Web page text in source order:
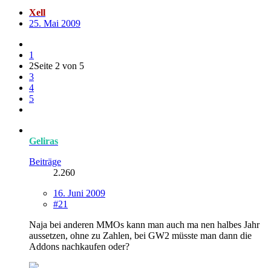
Xell
25. Mai 2009
1
2Seite 2 von 5
3
4
5
Geliras
Beiträge
2.260
16. Juni 2009
#21
Naja bei anderen MMOs kann man auch ma nen halbes Jahr
aussetzen, ohne zu Zahlen, bei GW2 müsste man dann die
Addons nachkaufen oder?